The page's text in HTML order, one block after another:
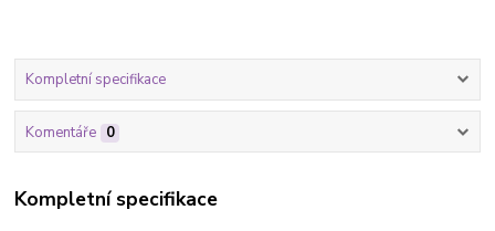
Kompletní specifikace
Komentáře 0
Kompletní specifikace